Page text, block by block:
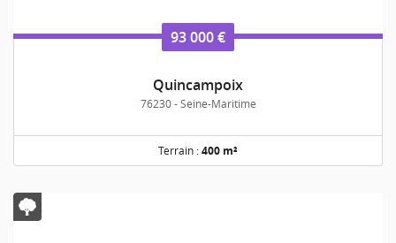
93 000 €
Quincampoix
76230 - Seine-Maritime
Terrain :400 m²